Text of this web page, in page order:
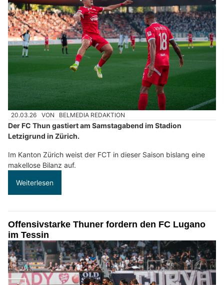
20.03.26 VON BELMEDIA REDAKTION
Der FC Thun gastiert am Samstagabend im Stadion
Letzigrund in Zürich.
Im Kanton Zürich weist der FCT in dieser Saison bislang eine
makellose Bilanz auf.
Weiterlesen
Offensivstarke Thuner fordern den FC Lugano
im Tessin